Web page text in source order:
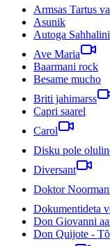
Armsas Tartus
Asunik
Autoga
Ave Maria
Baarmani rock
Besame mucho
Briti jahimarss
Capri saarel
Carol
Disku pole
Diversant
Doktor
Dokumentideta
Don Giovanni
Don Quijote -